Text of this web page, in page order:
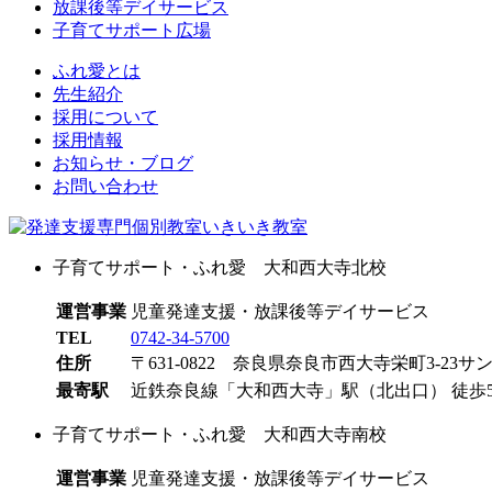
放課後等デイサービス
子育てサポート広場
ふれ愛とは
先生紹介
採用について
採用情報
お知らせ・ブログ
お問い合わせ
子育てサポート・ふれ愛 大和西大寺北校
運営事業 児童発達支援・放課後等デイサービス
TEL
0742-34-5700
住所
〒631-0822 奈良県奈良市西大寺栄町3-23サ
最寄駅
近鉄奈良線「大和西大寺」駅（北出口） 徒歩
子育てサポート・ふれ愛 大和西大寺南校
運営事業 児童発達支援・放課後等デイサービス